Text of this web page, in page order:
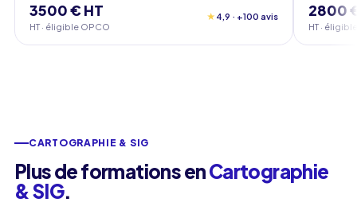
3500 € HT
HT · éligible OPCO
★ 4,9 · +100 avis 2800
HT ·
CARTOGRAPHIE & SIG
Plus de formations enCartographie
& SIG.